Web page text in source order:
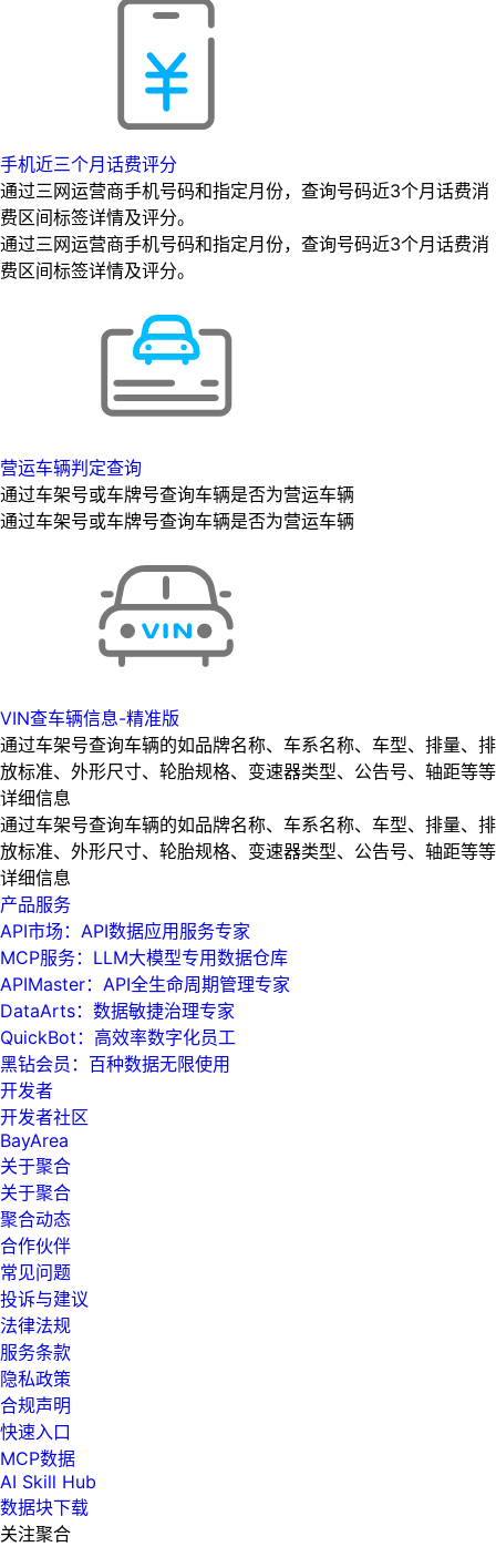
手机近三个月话费评分
通过三网运营商手机号码和指定月份，查询号码近3个月话费消
费区间标签详情及评分。
通过三网运营商手机号码和指定月份，查询号码近3个月话费消
费区间标签详情及评分。
营运车辆判定查询
通过车架号或车牌号查询车辆是否为营运车辆
通过车架号或车牌号查询车辆是否为营运车辆
VIN查车辆信息-精准版
通过车架号查询车辆的如品牌名称、车系名称、车型、排量、排
放标准、外形尺寸、轮胎规格、变速器类型、公告号、轴距等等
详细信息
通过车架号查询车辆的如品牌名称、车系名称、车型、排量、排
放标准、外形尺寸、轮胎规格、变速器类型、公告号、轴距等等
详细信息
产品服务
API市场：API数据应用服务专家
MCP服务：LLM大模型专用数据仓库
APIMaster：API全生命周期管理专家
DataArts：数据敏捷治理专家
QuickBot：高效率数字化员工
黑钻会员：百种数据无限使用
开发者
开发者社区
BayArea
关于聚合
关于聚合
聚合动态
合作伙伴
常见问题
投诉与建议
法律法规
服务条款
隐私政策
合规声明
快速入口
MCP数据
AI Skill Hub
数据块下载
关注聚合